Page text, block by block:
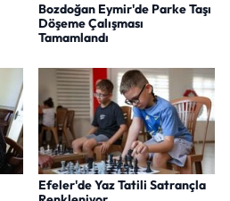
Bozdoğan Eymir'de Parke Taşı
Döşeme Çalışması
Tamamlandı
Efeler'de Yaz Tatili Satrançla